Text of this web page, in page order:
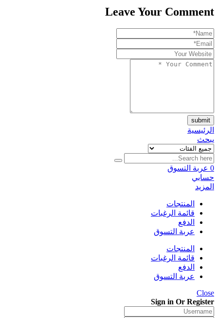
Leave Your Comment
submit
الرئيسية
يبحث
0 عربة التسوق
حسابي
المزيد
المنتجات
قائمة الرغبات
الدفع
عربة التسوق
المنتجات
قائمة الرغبات
الدفع
عربة التسوق
Close
Sign in Or Register